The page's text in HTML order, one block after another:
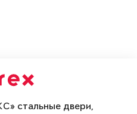
стальные двери,